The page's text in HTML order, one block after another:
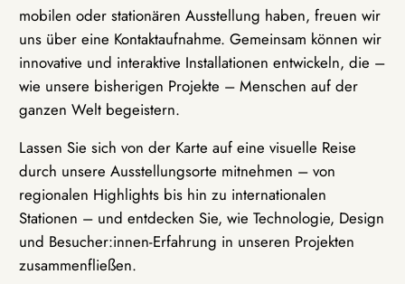
mobilen oder stationären Ausstellung haben, freuen wir
uns über eine Kontaktaufnahme. Gemeinsam können wir
innovative und interaktive Installationen entwickeln, die –
wie unsere bisherigen Projekte – Menschen auf der
ganzen Welt begeistern.
Lassen Sie sich von der Karte auf eine visuelle Reise
durch unsere Ausstellungsorte mitnehmen – von
regionalen Highlights bis hin zu internationalen
Stationen – und entdecken Sie, wie Technologie, Design
und Besucher:innen-Erfahrung in unseren Projekten
zusammenfließen.